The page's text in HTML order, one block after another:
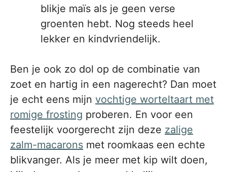
blikje maïs als je geen verse
groenten hebt. Nog steeds heel
lekker en kindvriendelijk.
Ben je ook zo dol op de combinatie van
zoet en hartig in een nagerecht? Dan moet
je echt eens mijn vochtige worteltaart met
romige frosting proberen. En voor een
feestelijk voorgerecht zijn deze zalige
zalm-macarons met roomkaas een echte
blikvanger. Als je meer met kip wilt doen,